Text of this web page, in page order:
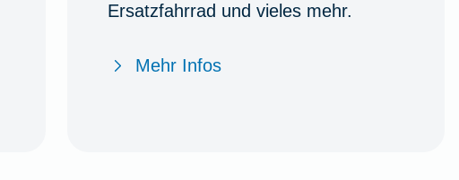
Ersatzfahrrad und vieles mehr.
Mehr Infos